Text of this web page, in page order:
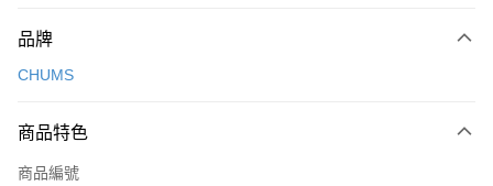
台灣樂天信用卡公司
【關於「AFTEE先享後付」】
便利好安心！
３．安心：先確認商品／服務後，再付款。
【「AFTEE先享後付」結帳流程】
運送方式
每筆NT$100，滿NT$1,500(含以上)免運費
宅配
品牌
CHUMS
商品特色
商品編號